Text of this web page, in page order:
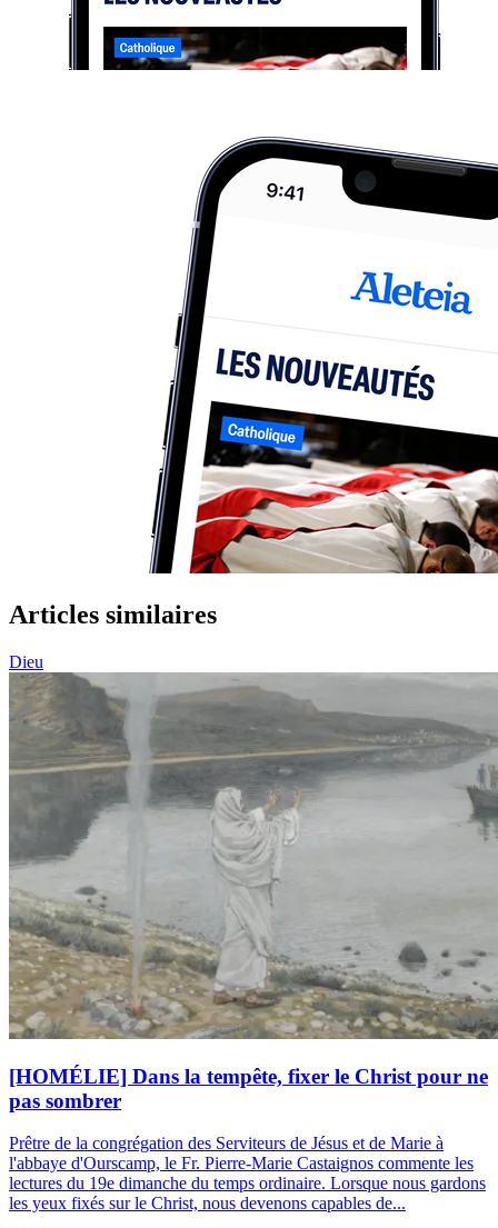
Articles similaires
Dieu
[HOMÉLIE] Dans la tempête, fixer le Christ pour ne
pas sombrer
Prêtre de la congrégation des Serviteurs de Jésus et de Marie à
l'abbaye d'Ourscamp, le Fr. Pierre-Marie Castaignos commente les
lectures du 19e dimanche du temps ordinaire. Lorsque nous gardons
les yeux fixés sur le Christ, nous devenons capables de...